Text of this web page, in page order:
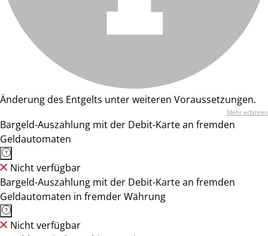
Änderung des Entgelts unter weiteren Voraussetzungen.
Mehr erfahren
Bargeld-Auszahlung mit der Debit-Karte an fremden
Geldautomaten
Nicht verfügbar
Bargeld-Auszahlung mit der Debit-Karte an fremden
Geldautomaten in fremder Währung
Nicht verfügbar